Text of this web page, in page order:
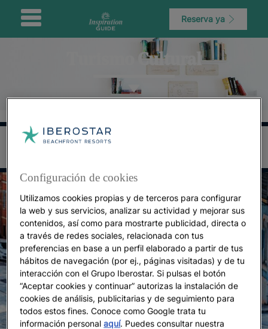
Reserva ya
Turismo Cultural
Configuración de cookies
Utilizamos cookies propias y de terceros para configurar
la web y sus servicios, analizar su actividad y mejorar sus
contenidos, así como para mostrarte publicidad, directa o
a través de redes sociales, relacionada con tus
preferencias en base a un perfil elaborado a partir de tus
hábitos de navegación (por ej., páginas visitadas) y de tu
interacción con el Grupo Iberostar. Si pulsas el botón
“Aceptar cookies y continuar” autorizas la instalación de
cookies de análisis, publicitarias y de seguimiento para
todos estos fines. Conoce como Google trata tu
información personalaquí. Puedes consultar nuestra